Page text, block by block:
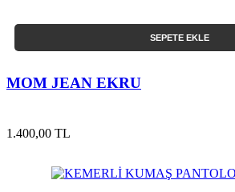
SEPETE EKLE
MOM JEAN EKRU
1.400,00 TL